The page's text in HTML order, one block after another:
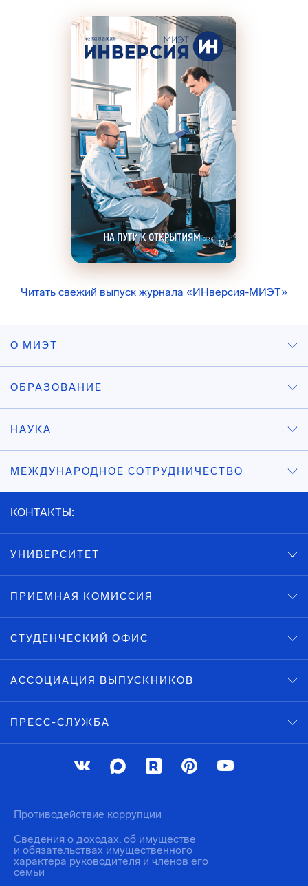
Читать свежий выпуск журнала «ИНверсия-МИЭТ»
О МИЭТ
ОБРАЗОВАНИЕ
НАУКА
МЕЖДУНАРОДНОЕ СОТРУДНИЧЕСТВО
КОНТАКТЫ:
УНИВЕРСИТЕТ
ПРИЕМНАЯ КОМИССИЯ
СТУДЕНЧЕСКИЙ ОФИС
АССОЦИАЦИЯ ВЫПУСКНИКОВ
ПРЕСС-СЛУЖБА
Противодействие коррупции
Сведения о доходах, об имуществе
и обязательствах имущественного
характера руководителя и членов его
семьи